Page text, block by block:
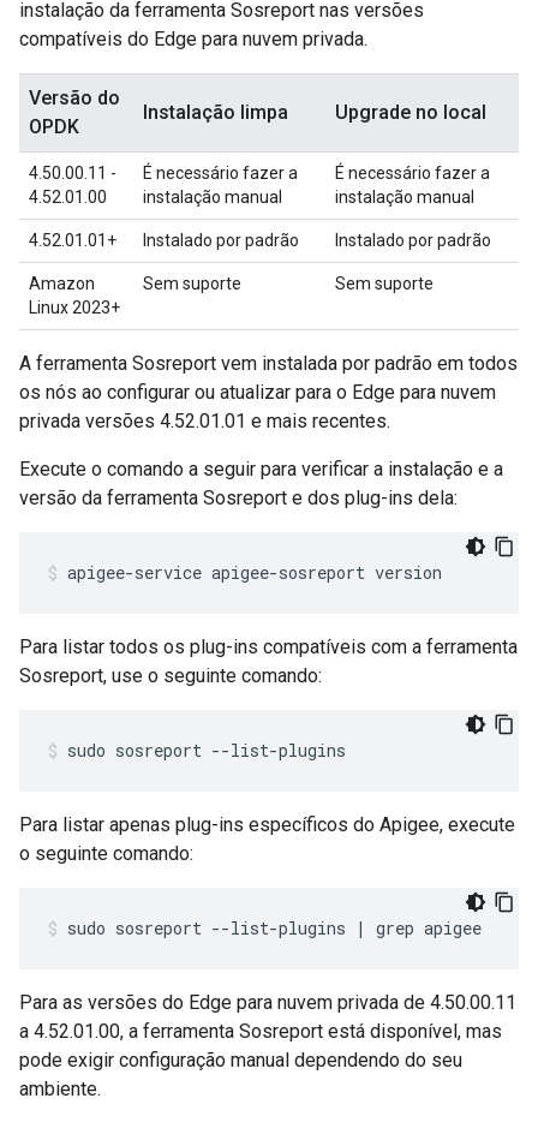
instalação da ferramenta Sosreport nas versões
compatíveis do Edge para nuvem privada.
Versão do
OPDK
Instalação limpa Upgrade no local
4.50.00.11 -
4.52.01.00
É necessário fazer a
instalação manual
É necessário fazer a
instalação manual
4.52.01.01+ Instalado por padrão Instalado por padrão
Amazon
Linux 2023+
Sem suporte Sem suporte
A ferramenta Sosreport vem instalada por padrão em todos
os nós ao configurar ou atualizar para o Edge para nuvem
privada versões 4.52.01.01 e mais recentes.
Execute o comando a seguir para verificar a instalação e a
versão da ferramenta Sosreport e dos plug-ins dela:
apigee-service apigee-sosreport version
Para listar todos os plug-ins compatíveis com a ferramenta
Sosreport, use o seguinte comando:
sudo sosreport --list-plugins
Para listar apenas plug-ins específicos do Apigee, execute
o seguinte comando:
sudo sosreport --list-plugins | grep apigee
Para as versões do Edge para nuvem privada de 4.50.00.11
a 4.52.01.00, a ferramenta Sosreport está disponível, mas
pode exigir configuração manual dependendo do seu
ambiente.